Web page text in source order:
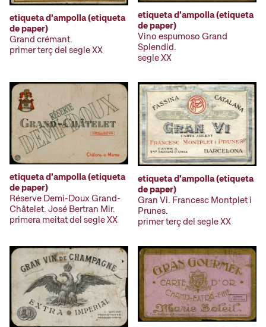
etiqueta d'ampolla (etiqueta
de paper)
Grand crémant.
primer terç del segle XX
etiqueta d'ampolla (etiqueta
de paper)
Vino espumoso Grand
Splendid.
segle XX
etiqueta d'ampolla (etiqueta
de paper)
Réserve Demi-Doux Grand-
Châtelet. José Bertran Mir.
primera meitat del segle XX
etiqueta d'ampolla (etiqueta
de paper)
Gran Vi. Francesc Montplet i
Prunes.
primer terç del segle XX